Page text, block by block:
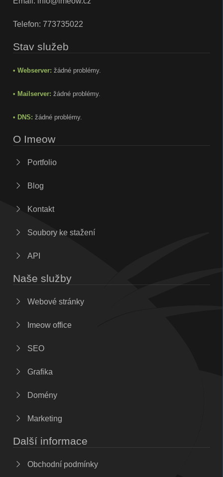
Telefon: 773735022
Stav služeb
• Webserver: žádné problémy.
• Mailserver: žádné problémy.
• DNS: žádné problémy.
O Imeow
Portfolio
Blog
Kontakt
Soubory ke stažení
API
Naše služby
Webové stránky
Imeow office
SEO
Grafika
Domény
Marketing
Další informace
Obchodní podmínky